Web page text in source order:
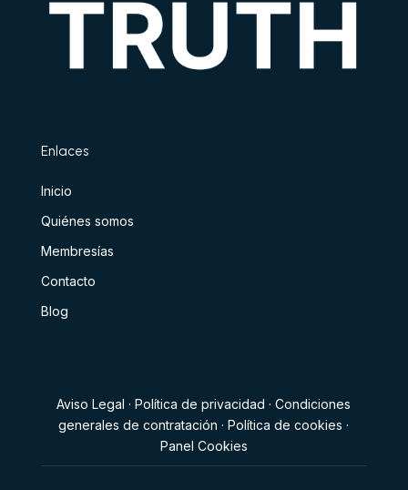
Enlaces
Inicio
Quiénes somos
Membresías
Contacto
Blog
Aviso Legal ·Política de privacidad ·Condiciones
generales de contratación ·Política de cookies ·
Panel Cookies